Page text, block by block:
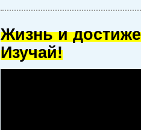
Жизнь и
Изучай!